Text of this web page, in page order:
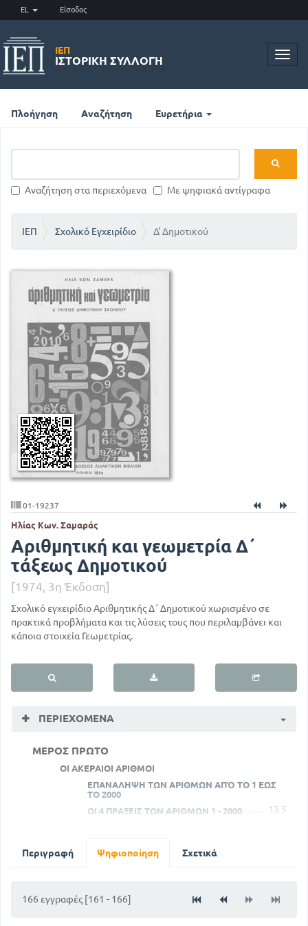
EL Είσοδος
ΙΕΠ
ΙΣΤΟΡΙΚΉ ΣΥΛΛΟΓΉ
Πλοήγηση Αναζήτηση Ευρετήρια
Αναζήτηση στα περιεχόμενα Με ψηφιακά αντίγραφα
ΙΕΠ Σχολικό Εγχειρίδιο Δ' Δημοτικού
01-19237
Ηλίας Κων. Σαμαράς
Αριθμητική και γεωμετρία Δ΄
τάξεως Δημοτικού
[1974, 3η Έκδοση]
Σχολικό εγχειρίδιο Αριθμητικής Δ΄ Δημοτικού χωρισμένο σε
πρακτικά προβλήματα και τις λύσεις τους που περιλαμβάνει και
κάποια στοιχεία Γεωμετρίας.
ΠΕΡΙΕΧΌΜΕΝΑ
ΜΕΡΟΣ ΠΡΩΤΟ
ΟΙ ΑΚΕΡΑΙΟΙ ΑΡΙΘΜΟΙ
ΕΠΑΝΑΛΗΨΗ ΤΩΝ ΑΡΙΘΜΩΝ ΑΠΌ ΤΟ 1 ΕΩΣ
ΤΟ 2000
5
ΟΙ 4 ΠΡΑΞΕΙΣ ΤΩΝ ΑΡΙΘΜΩΝ 1 - 2000 13
ΜΕΡΟΣ ΤΡΙΤΟ
Περιγραφή Ψηφιοποίηση Σχετικά
166 εγγραφές [161 - 166]